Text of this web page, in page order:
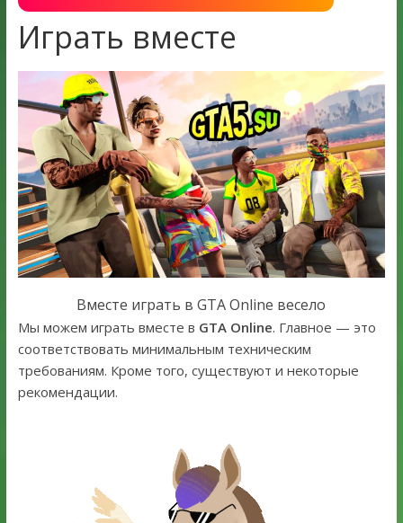
Играть вместе
Вместе играть в GTA Online весело
Мы можем играть вместе в GTA Online. Главное — это
соответствовать минимальным техническим
требованиям. Кроме того, существуют и некоторые
рекомендации.